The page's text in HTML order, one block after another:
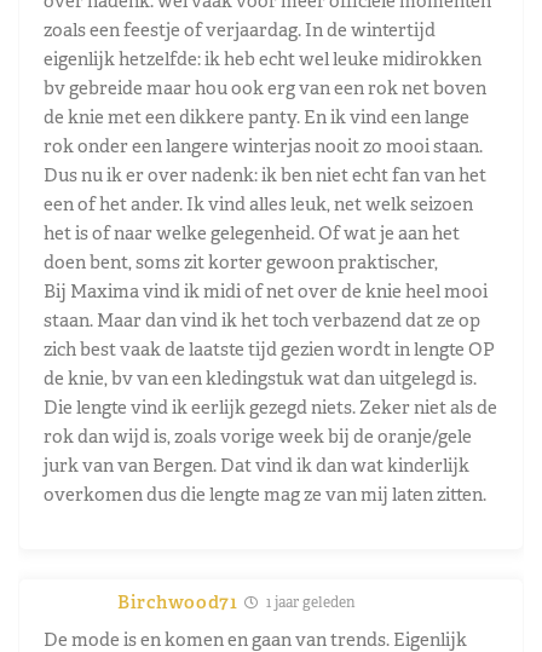
zoals een feestje of verjaardag. In de wintertijd
eigenlijk hetzelfde: ik heb echt wel leuke midirokken
bv gebreide maar hou ook erg van een rok net boven
de knie met een dikkere panty. En ik vind een lange
rok onder een langere winterjas nooit zo mooi staan.
Dus nu ik er over nadenk: ik ben niet echt fan van het
een of het ander. Ik vind alles leuk, net welk seizoen
het is of naar welke gelegenheid. Of wat je aan het
doen bent, soms zit korter gewoon praktischer,
Bij Maxima vind ik midi of net over de knie heel mooi
staan. Maar dan vind ik het toch verbazend dat ze op
zich best vaak de laatste tijd gezien wordt in lengte OP
de knie, bv van een kledingstuk wat dan uitgelegd is.
Die lengte vind ik eerlijk gezegd niets. Zeker niet als de
rok dan wijd is, zoals vorige week bij de oranje/gele
jurk van van Bergen. Dat vind ik dan wat kinderlijk
overkomen dus die lengte mag ze van mij laten zitten.
Birchwood71 1 jaar geleden
De mode is en komen en gaan van trends. Eigenlijk